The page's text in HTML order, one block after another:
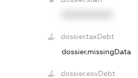
dossier.taxDebt
dossier.missingData
dossier.esvDebt